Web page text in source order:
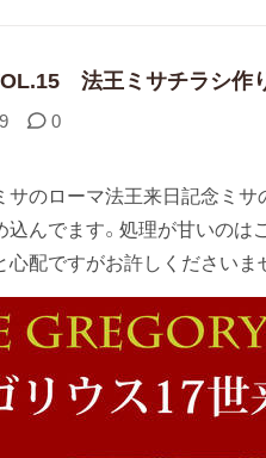
法王ミサチラシ作
0
サのローマ法王来日記念ミ
んでます。処理が甘いの
配ですがお許しくださいま